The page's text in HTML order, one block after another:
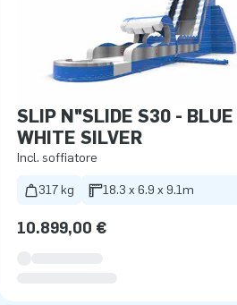
SLIP N"SLIDE S30 - BLUE
WHITE SILVER
Incl. soffiatore
317 kg 18.3 x 6.9 x 9.1m
10.899,00 €